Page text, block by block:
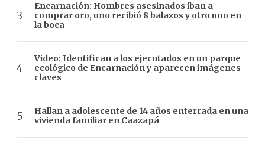
Encarnación: Hombres asesinados iban a
comprar oro, uno recibió 8 balazos y otro uno en
la boca
Video: Identifican a los ejecutados en un parque
ecológico de Encarnación y aparecen imágenes
claves
Hallan a adolescente de 14 años enterrada en una
vivienda familiar en Caazapá